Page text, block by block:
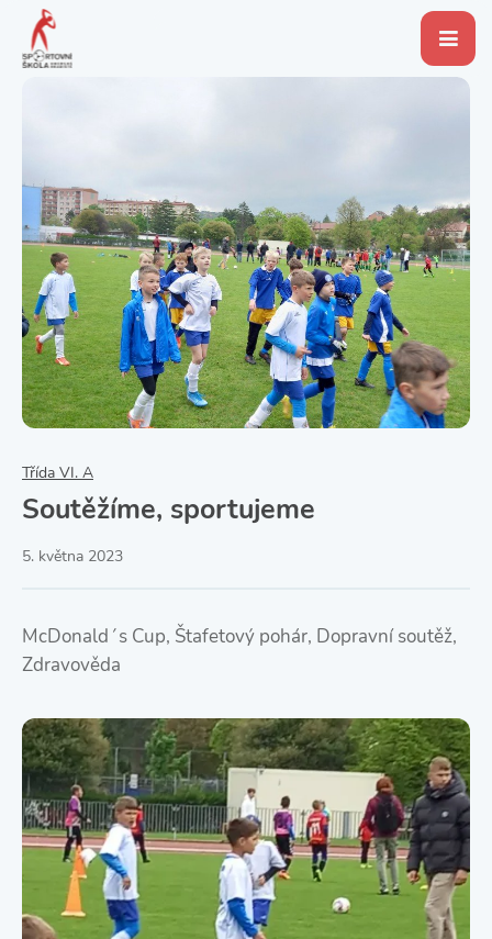
Třída VI. A
Soutěžíme, sportujeme
5. května 2023
McDonald´s Cup, Štafetový pohár, Dopravní soutěž,
Zdravověda